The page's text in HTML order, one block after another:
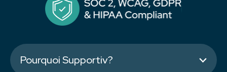
Pourquoi Supportiv?